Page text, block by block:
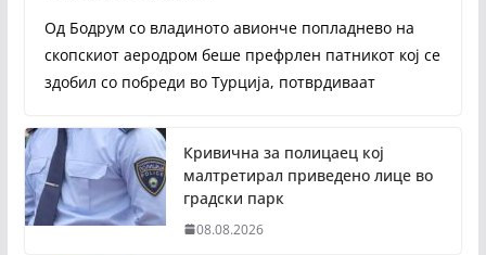
Од Бодрум со владиното авионче попладнево на
скопскиот аеродром беше префрлен патникот кој се
здобил со побреди во Турција, потврдиваат
Кривична за полицаец кој
малтретирал приведено лице во
градски парк
08.08.2026